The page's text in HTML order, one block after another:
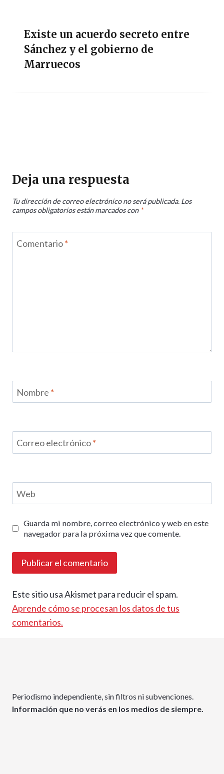
Existe un acuerdo secreto entre
Sánchez y el gobierno de
Marruecos
Deja una respuesta
Tu dirección de correo electrónico no será publicada. Los
campos obligatorios están marcados con *
Comentario*
Nombre *
Correo electrónico*
Web
Guarda mi nombre, correo electrónico y web en este
navegador para la próxima vez que comente.
Este sitio usa Akismet para reducir el spam.
Aprende cómo se procesan los datos de tus
comentarios.
Periodismo independiente, sin filtros ni subvenciones.
Información que no verás en los medios de siempre.